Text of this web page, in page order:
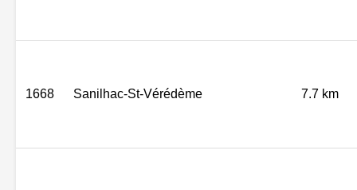
1668 Sanilhac-St-Vérédème 7.7 km